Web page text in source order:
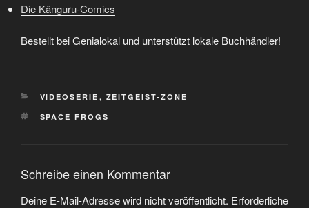
Die Känguru-Comics
Bestellt bei Genialokal und unterstützt lokale Buchhändler!
KATEGORIEN
VIDEOSERIE , ZEITGEIST-ZONE
SCHLAGWÖRTER
SPACE FROGS
Schreibe einen Kommentar
Deine E-Mail-Adresse wird nicht veröffentlicht. Erforderliche